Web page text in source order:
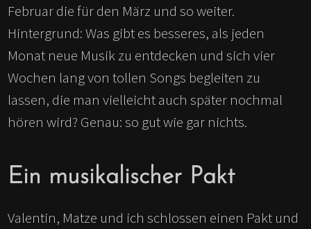
Februar die für den März und so weiter.
Hintergrund: Was gibt es besseres, als jeden
Monat neue Musik zu entdecken und sich vier
Wochen lang von tollen Songs begleiten zu
lassen, die man vielleicht auch später nochmal
hören wird? Genau: so gut wie gar nichts.
Ein musikalischer Pakt
Valentin, Matze und ich schlossen einen Pakt und